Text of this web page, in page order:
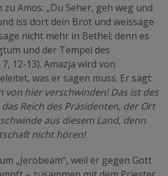
zu Amos: „Du Seher, geh weg und
iss dort dein Brot und weissage
nicht mehr in Bethel; denn es
und der Tempel des
12-13). Amazja wird von
was er sagen muss. Er sagt:
von hier verschwinden! Das ist des
Reich des Präsidenten, der Ort
aus diesem Land, denn
nicht hören!
„Jerobeam“, weil er gegen Gott